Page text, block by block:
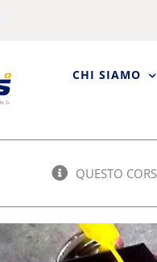
CHI SIAMO
QUESTO